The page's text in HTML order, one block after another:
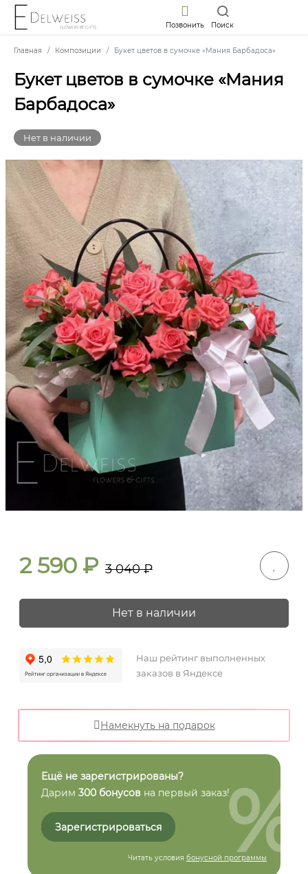
Позвонить Поиск
Главная Композиции Букет цветов в сумочке «Мания Барбадоса»
Букет цветов в сумочке «Мания
Барбадоса»
Нет в наличии
2 590 ₽ 3 040₽
Нет в наличии
Наш рейтинг выполненных
заказов в Яндексе
Намекнуть на подарок
Ещё не зарегистрированы?
Дарим 300 бонусов на первый заказ!
Зарегистрироваться
Читать условия бонусной программы
%